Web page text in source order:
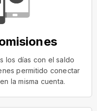
los días con el saldo
permitido conectar
la misma cuenta.